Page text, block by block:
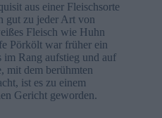
aus einer Fleischsorte
gut zu jeder Art von
Fleisch wie Huhn
Pörkölt war früher ein
im Rang aufstieg und auf
mit dem berühmten
ist es zu einem
Gericht geworden.